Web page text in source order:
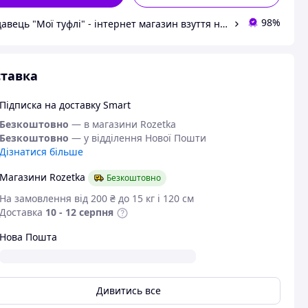
Продавець "Мої туфлі" - інтернет магазин взуття на всі випадки життя. 98%
на доставку Smart
— в магазини Rozetka
— у відділення Нової Пошти
більше
Rozetka
Безкоштовно
замовлення від 200 ₴ до 15 кг і 120 см
10 - 12 серпня
Пошта
Дивитись все